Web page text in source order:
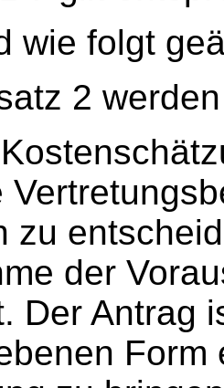
wie folgt
2
zu
der
Der Antrag